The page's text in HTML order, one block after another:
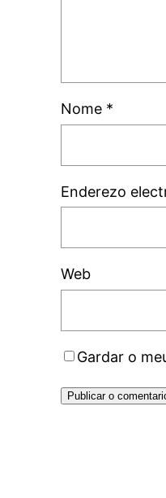
Nome *
Enderezo
Web
Gardar o